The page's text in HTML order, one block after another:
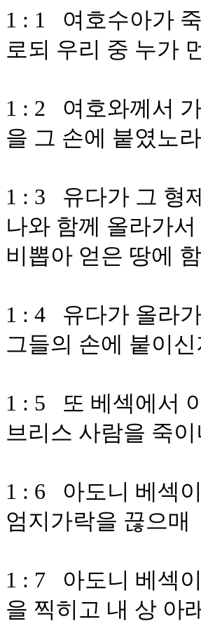
1 : 1 여호수아가
로되 우리 중 누가
1 : 2 여호와께서
을 그 손에 붙였노
1 : 3 유다가 그 형
나와 함께 올라가
비뽑아 얻은 땅에
1 : 4 유다가 올라
그들의 손에 붙이
1 : 5 또 베섹에서
브리스 사람을 죽이
1 : 6 아도니 베섹
엄지가락을 끊으매
1 : 7 아도니 베섹
을 찍히고 내 상 아